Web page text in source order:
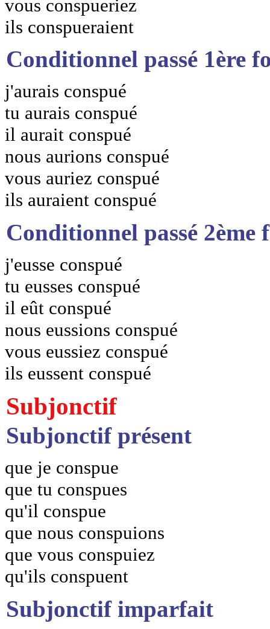
vous conspueriez
ils conspueraient
Conditionnel passé 1ère
j'aurais conspué
tu aurais conspué
il aurait conspué
nous aurions conspué
vous auriez conspué
ils auraient conspué
Conditionnel passé 2ème
j'eusse conspué
tu eusses conspué
il eût conspué
nous eussions conspué
vous eussiez conspué
ils eussent conspué
Subjonctif
Subjonctif présent
que je conspue
que tu conspues
qu'il conspue
que nous conspuions
que vous conspuiez
qu'ils conspuent
Subjonctif imparfait